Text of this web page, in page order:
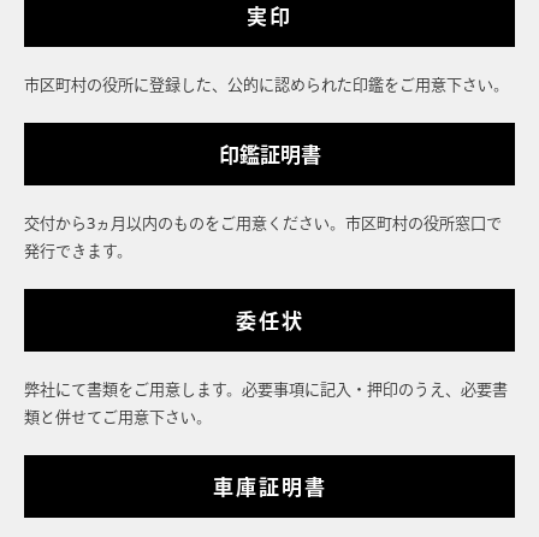
実印
市区町村の役所に登録した、公的に認められた印鑑をご用意下さい。
印鑑証明書
交付から3ヵ月以内のものをご用意ください。市区町村の役所窓口で
発行できます。
委任状
弊社にて書類をご用意します。必要事項に記入・押印のうえ、必要書
類と併せてご用意下さい。
車庫証明書